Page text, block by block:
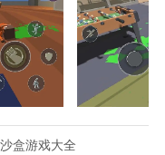
盒游戏大全